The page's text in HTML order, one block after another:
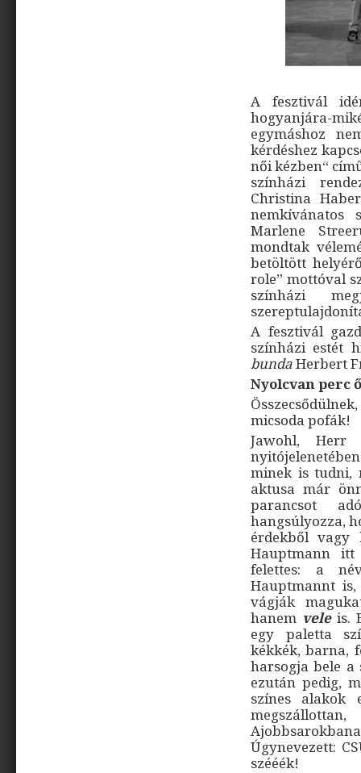
A fesztivál
hogyanjára-
egymáshoz
kérdéshez
női kézben“
színházi
Christina
nemkívánatos
Marlene
mondtak
betöltött
role” mottóval
színházi
A fesztivál
színházi estét
bundaHerbert
Nyolcvan perc
micsoda pofák!
Jawohl,
minek is tudni,
aktusa már
parancsot
hangsúlyozza,
érdekből vagy
Hauptmann itt
felettes: a
Hauptmannt
vágják
hanem veleis.
egy paletta
kékkék, barna,
harsogja bele a
ezután pedig,
színes alakok
Úgynevezett:
szééék!